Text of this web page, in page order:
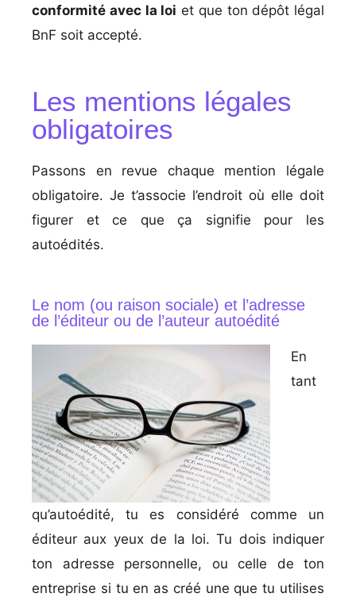
conformité avec la loi et que ton dépôt légal
BnF soit accepté.
Les mentions légales
obligatoires
Passons en revue chaque mention légale
obligatoire. Je t’associe l’endroit où elle doit
figurer et ce que ça signifie pour les
autoédités.
Le nom (ou raison sociale) et l’adresse
de l’éditeur ou de l’auteur autoédité
En
tant
qu’autoédité, tu es considéré comme un
éditeur aux yeux de la loi. Tu dois indiquer
ton adresse personnelle, ou celle de ton
entreprise si tu en as créé une que tu utilises